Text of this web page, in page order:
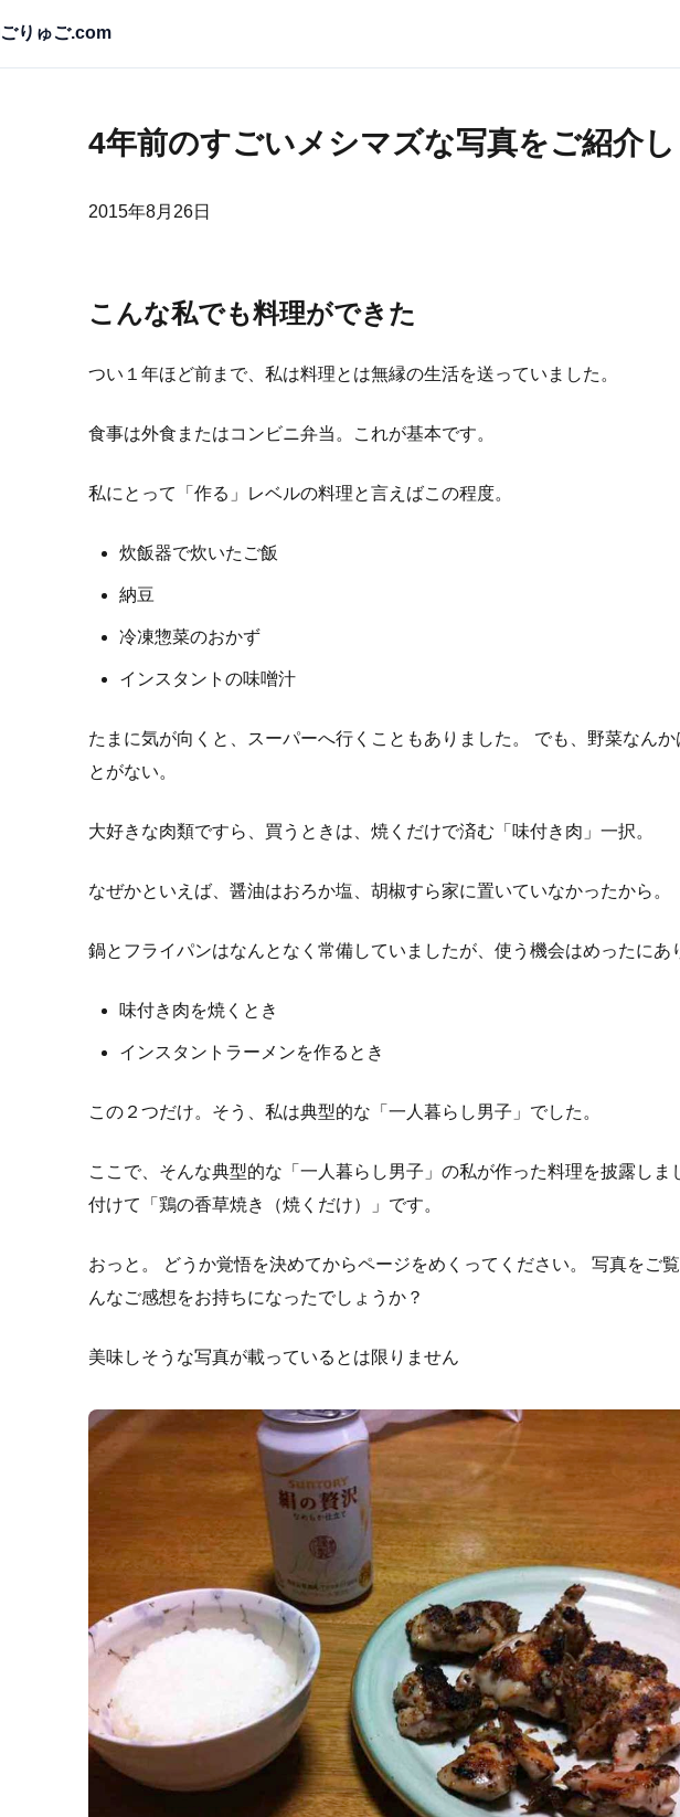
ごりゅご.com
4年前のすごいメシマズな写真をご紹介
2015年8月26日
こんな私でも料理ができた
つい１年ほど前まで、私は料理とは無縁の生活を送っていました。
食事は外食またはコンビニ弁当。これが基本です。
私にとって「作る」レベルの料理と言えばこの程度。
炊飯器で炊いたご飯
納豆
冷凍惣菜のおかず
インスタントの味噌汁
たまに気が向くと、スーパーへ行くこともありました。 でも、野菜なんか
とがない。
大好きな肉類ですら、買うときは、焼くだけで済む「味付き肉」一択。
なぜかといえば、醤油はおろか塩、胡椒すら家に置いていなかったから。
鍋とフライパンはなんとなく常備していましたが、使う機会はめったにあ
味付き肉を焼くとき
インスタントラーメンを作るとき
この２つだけ。そう、私は典型的な「一人暮らし男子」でした。
ここで、そんな典型的な「一人暮らし男子」の私が作った料理を披露しま
付けて「鶏の香草焼き（焼くだけ）」です。
おっと。 どうか覚悟を決めてからページをめくってください。 写真をご
んなご感想をお持ちになったでしょうか？
美味しそうな写真が載っているとは限りません